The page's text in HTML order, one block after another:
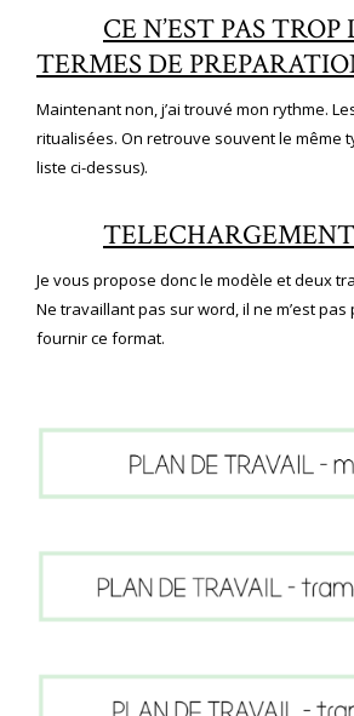
CE N’EST PAS
TERMES DE
Maintenant non, j’ai trouvé mon rythme.
ritualisées. On retrouve souvent le même
liste ci-dessus).
TELECHARGEMENT
Je vous propose donc le modèle et deux
Ne travaillant pas sur word, il ne m’est
fournir ce format.